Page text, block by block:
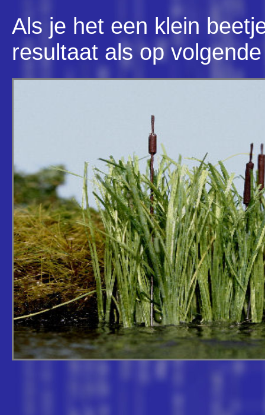
Als je het een klein
resultaat als op